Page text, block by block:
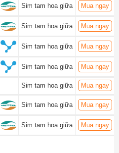
Sim tam hoa giữa Mua ngay
Sim tam hoa giữa Mua ngay
Sim tam hoa giữa Mua ngay
Sim tam hoa giữa Mua ngay
Sim tam hoa giữa Mua ngay
Sim tam hoa giữa Mua ngay
Sim tam hoa giữa Mua ngay